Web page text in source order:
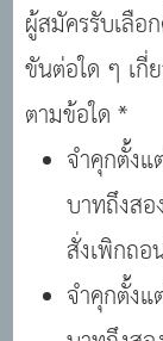
ผู้สมัครรับเลือ
ขันต่อใด ๆ เกี่
ตามข้อใด *
จำคุกตั้ง
บาทถึงส
สั่งเพิกถ
จำคุกตั้ง